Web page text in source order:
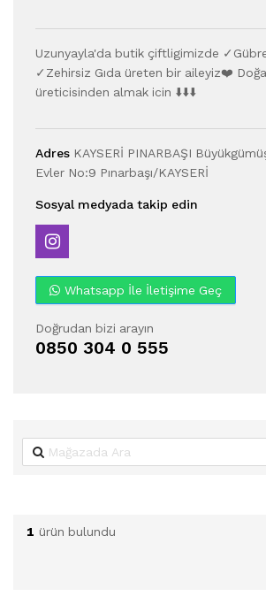
Uzunyayla'da butik çiftligimizde
✓Zehirsiz Gıda üreten bir aileyiz❤️ Doğal
üreticisinden almak icin ⬇️⬇️⬇️
Adres KAYSERİ PINARBAŞI
Evler No:9 Pınarbaşı/KAYSERİ
Sosyal medyada takip edin
Whatsapp İle İletişime Geç
Doğrudan bizi arayın
0850 304 0 555
1 ürün bulundu